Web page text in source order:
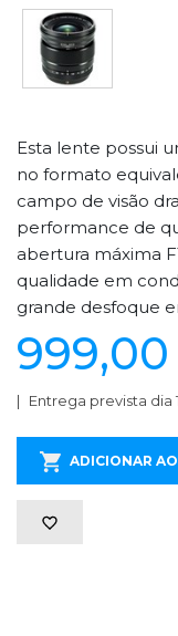
Esta lente possui
no formato
campo de visão
performance de
abertura máxima
qualidade em
grande desfoque
Entrega prevista dia
ADICIONAR